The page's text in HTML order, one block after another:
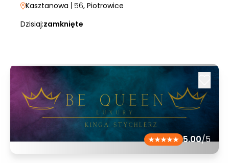
Kasztanowa | 56, Piotrowice
Dzisiaj:zamknięte
5.00/5